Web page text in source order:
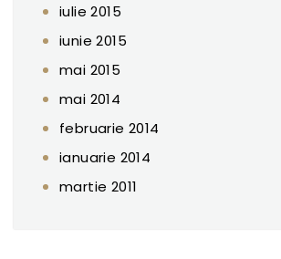
iulie 2015
iunie 2015
mai 2015
mai 2014
februarie 2014
ianuarie 2014
martie 2011